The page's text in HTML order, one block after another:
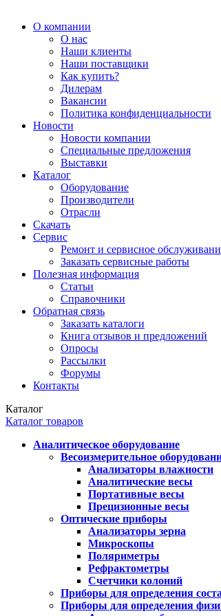
О компании
О нас
Наши клиенты
Наши поставщики
Как купить?
Дилерам
Вакансии
Политика конфиденциальности
Новости
Новости компании
Специальные предложения
Выставки
Каталог
Оборудование
Производители
Отрасли
Скачать
Сервис
Ремонт и сервисное
Заказать сервисные работы
Полезная информация
Статьи
Справочники
Обратная связь
Заказать каталоги
Книга отзывов и предложений
Опросы
Рассылки
Форумы
Контакты
Каталог
Каталог товаров
Аналитическое оборудование
Весоизмерительное
Анализаторы влажности
Аналитические весы
Портативные весы
Прецизионные весы
Оптические приборы
Анализаторы зерна
Микроскопы
Поляриметры
Рефрактометры
Счетчики колоний
Приборы для определения
Приборы для определения